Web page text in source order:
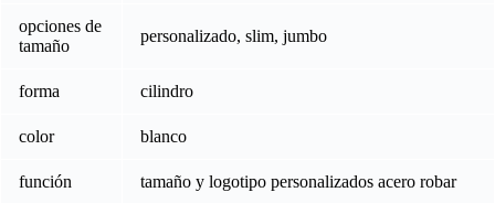
opciones de
tamaño
personalizado, slim, jumbo
forma cilindro
color blanco
función tamaño y logotipo personalizados acero robar